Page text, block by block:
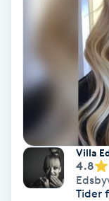
Käkledsbehandling
Kärlbehandling
Laserbehandling
Lashlift Keratin
LED-ljusterapi
Villa
4.8
Tider